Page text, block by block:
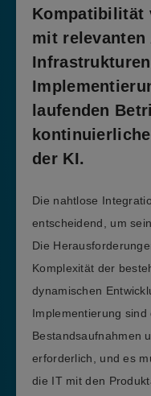
Kompatibilität
mit relevanten
laufenden
der KI.
Die nahtlose
entscheidend, um
Die
Komplexität der
dynamischen
Implementierung
Bestandsaufnahmen
erforderlich, und es
die IT mit den